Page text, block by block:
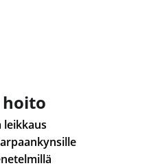
hoito
leikkaus